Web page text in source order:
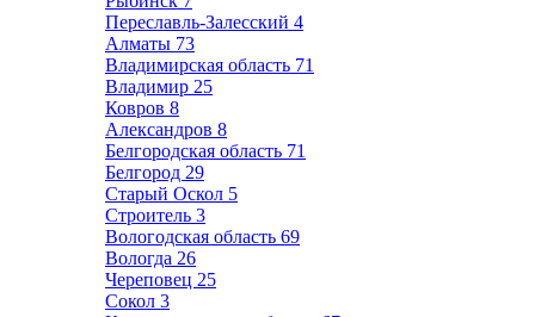
Переславль-Залесский 4
Алматы 73
Владимирская область 71
Владимир 25
Ковров 8
Александров 8
Белгородская область 71
Белгород 29
Старый Оскол 5
Строитель 3
Вологодская область 69
Вологда 26
Череповец 25
Сокол 3